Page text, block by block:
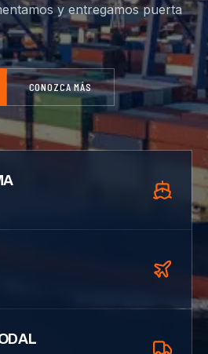
y entregamos puerta
CONOZCA MÁS